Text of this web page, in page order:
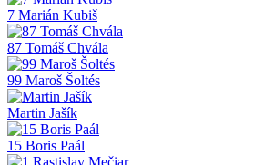
7 Marián Kubiš
87 Tomáš Chvála
99 Maroš Šoltés
Martin Jašík
15 Boris Paál